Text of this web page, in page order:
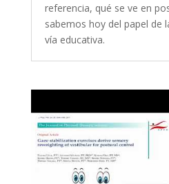
referencia, qué se ve en
sabemos hoy del papel de
vía educativa.